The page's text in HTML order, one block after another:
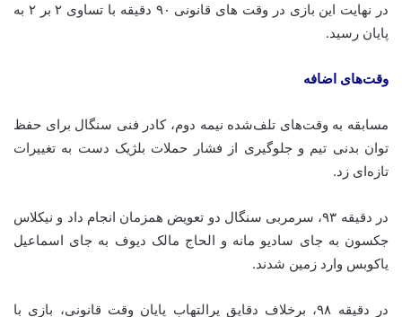
در نهایت این بازی در وقت های قانونی ۹۰ دقیقه با تساوی ۲ بر ۲ به
پایان رسید.
وقت‌های اضافه
مسابقه به وقت‌های تلف‌شده نیمه دوم، کادر فنی سنگال برای حفظ
توان بدنی تیم و جلوگیری از فشار حملات بلژیک دست به تغییرات
تازه‌ای زد.
در دقیقه ۹۳، سرمربی سنگال دو تعویض همزمان انجام داد و نیکلاس
جکسون به جای سادیو مانه و الحاج مالک دیوف به جای اسماعیل
یاکوبس وارد زمین شدند.
در دقیقه ۹۸، برخلاف دقایق پرالتهاب پایان وقت قانونی، بازی با